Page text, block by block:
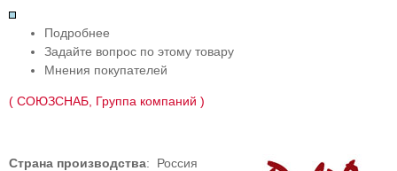
Подробнее
Задайте вопрос по этому товару
Мнения покупателей
( СОЮЗСНАБ, Группа компаний )
Страна производства: Россия